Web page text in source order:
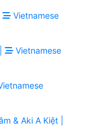
Vietnamese
Vietnamese
& Aki A Kiệt |